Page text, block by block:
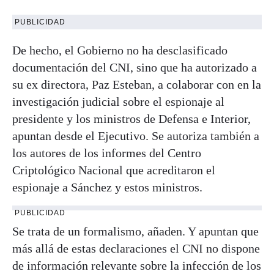
PUBLICIDAD
De hecho, el Gobierno no ha desclasificado
documentación del CNI, sino que ha autorizado a
su ex directora, Paz Esteban, a colaborar con en la
investigación judicial sobre el espionaje al
presidente y los ministros de Defensa e Interior,
apuntan desde el Ejecutivo. Se autoriza también a
los autores de los informes del Centro
Criptológico Nacional que acreditaron el
espionaje a Sánchez y estos ministros.
PUBLICIDAD
Se trata de un formalismo, añaden. Y apuntan que
más allá de estas declaraciones el CNI no dispone
de información relevante sobre la infección de los